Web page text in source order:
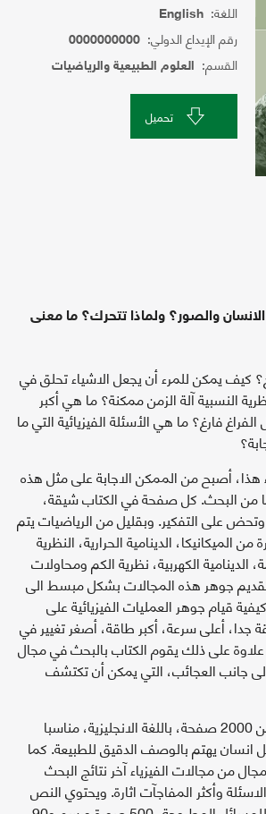
اللغة: English
رقم الإيداع الدولي: 0000000000
القسم: العلوم الطبيعية والرياضيات
تحميل
والصور؟ ولماذا تتحرك؟ ما معنى
يمكن للمرء أن يجعل الاشياء تحلق في
النسبية آلة الزمن ممكنة؟ ما هي أكبر
فارغ؟ ما هي الأسئلة الفيزيائية التي ما
هذا، أصبح من الممكن الاجابة على مثل هذه
بعد 2500 عاما من البحث. كل صفحة في الكتاب شيقة،
على التفكير. وبقليل من الرياضيات يتم
من الميكانيكا، الدينامية الحرارية، النظرية
الدينامية الكهربية، نظرية الكم ومحاولات
تقديم جوهر هذه المجالات بشكل مبسط الى
قيام جوهر العمليات الفيزيائية على
جدا، أعلى سرعة، أكبر طاقة، أصغر تغيير في
على ذلك يقوم الكتاب بالبحث في مجال
جانب العجائب، التي يمكن أن تكتشف
ويعد الكتاب المكون من 2000 صفحة، باللغة الانجليزية، مناسبا
انسان يهتم بالوصف الدقيق للطبيعة. كما
من مجالات الفيزياء آخر نتائج البحث
وأكثر المفاجآت اثارة. ويحتوي النص